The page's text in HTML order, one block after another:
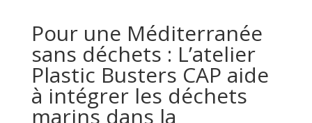
Pour une Méditerranée
sans déchets : L’atelier
Plastic Busters CAP aide
à intégrer les déchets
marins dans la